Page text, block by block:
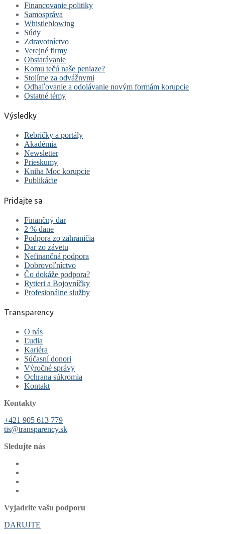
Financovanie politiky
Samospráva
Whistleblowing
Súdy
Zdravotníctvo
Verejné firmy
Obstarávanie
Komu tečú naše peniaze?
Stojíme za odvážnymi
Odhaľovanie a odolávanie novým formám korupcie
Ostatné témy
Výsledky
Rebríčky a portály
Akadémia
Newsletter
Prieskumy
Kniha Moc korupcie
Publikácie
Pridajte sa
Finančný dar
2 % dane
Podpora zo zahraničia
Dar zo závetu
Nefinančná podpora
Dobrovoľníctvo
Čo dokáže podpora?
Rytieri a Bojovníčky
Profesionálne služby
Transparency
O nás
Ľudia
Kariéra
Súčasní donori
Výročné správy
Ochrana súkromia
Kontakt
Kontakty
+421 905 613 779
tis@transparency.sk
Sledujte nás
Vyjadrite vašu podporu
DARUJTE